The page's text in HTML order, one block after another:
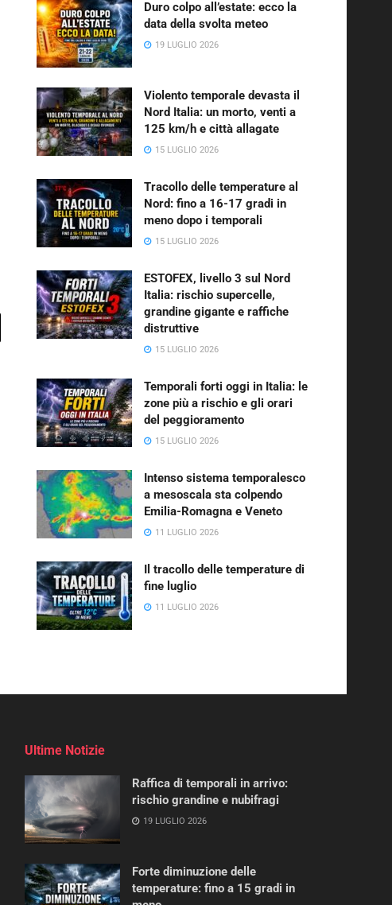
Duro colpo all’estate: ecco la
data della svolta meteo
19 LUGLIO 2026
Violento temporale devasta il
Nord Italia: un morto, venti a
125 km/h e città allagate
15 LUGLIO 2026
Tracollo delle temperature al
Nord: fino a 16-17 gradi in
meno dopo i temporali
15 LUGLIO 2026
ESTOFEX, livello 3 sul Nord
Italia: rischio supercelle,
grandine gigante e raffiche
distruttive
15 LUGLIO 2026
Temporali forti oggi in Italia: le
zone più a rischio e gli orari
del peggioramento
15 LUGLIO 2026
Intenso sistema temporalesco
a mesoscala sta colpendo
Emilia-Romagna e Veneto
11 LUGLIO 2026
Il tracollo delle temperature di
fine luglio
11 LUGLIO 2026
Ultime Notizie
Raffica di temporali in arrivo:
rischio grandine e nubifragi
19 LUGLIO 2026
Forte diminuzione delle
temperature: fino a 15 gradi in